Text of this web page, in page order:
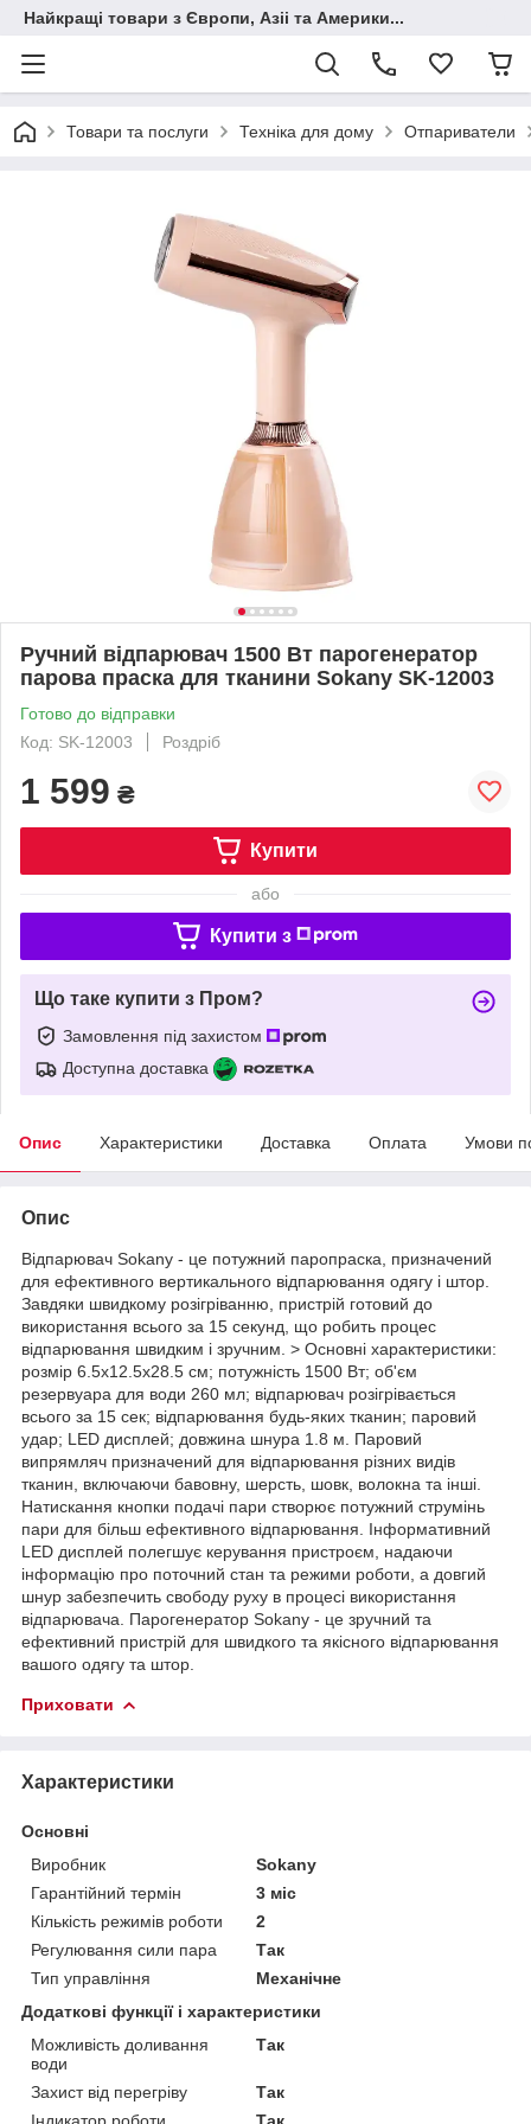
Найкращі товари з Європи, Азіі та Америки...
Товари та послуги Техніка для дому Отпариватели
Ручний відпарювач 1500 Вт парогенератор
парова праска для тканини Sokany SK-12003
Готово до відправки
Код: SK-12003
Роздріб
1 599 ₴
Купити
або
Купити з
Що таке купити з Пром?
Замовлення під захистом
Доступна доставка
Опис Характеристики Доставка Оплата Умови
Опис
Відпарювач Sokany - це потужний паропраска, призначений
для ефективного вертикального відпарювання одягу і штор.
Завдяки швидкому розігріванню, пристрій готовий до
використання всього за 15 секунд, що робить процес
відпарювання швидким і зручним. > Основні характеристики:
розмір 6.5х12.5х28.5 см; потужність 1500 Вт; об'єм
резервуара для води 260 мл; відпарювач розігрівається
всього за 15 сек; відпарювання будь-яких тканин; паровий
удар; LED дисплей; довжина шнура 1.8 м. Паровий
випрямляч призначений для відпарювання різних видів
тканин, включаючи бавовну, шерсть, шовк, волокна та інші.
Натискання кнопки подачі пари створює потужний струмінь
пари для більш ефективного відпарювання. Інформативний
LED дисплей полегшує керування пристроєм, надаючи
інформацію про поточний стан та режими роботи, а довгий
шнур забезпечить свободу руху в процесі використання
відпарювача. Парогенератор Sokany - це зручний та
ефективний пристрій для швидкого та якісного відпарювання
вашого одягу та штор.
Приховати
Характеристики
Основні
Виробник
Sokany
Гарантійний термін
3 міс
Кількість режимів роботи
2
Регулювання сили пара
Так
Тип управління
Механічне
Додаткові функції і характеристики
Можливість доливання
води
Так
Захист від перегріву
Так
Індикатор роботи
Так